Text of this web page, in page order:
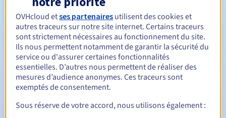
Durée de renouvellement Entre 1 et 10 ans
Période de rédemption
Notifications automatiques :
OVHcloud etses partenaires utilisent des cookies et
autres traceurs sur notre site internet. Certains traceurs
sont strictement nécessaires au fonctionnement du site.
Ils nous permettent notamment de garantir la sécurité du
service ou d'assurer certaines fonctionnalités
essentielles. D’autres nous permettent de réaliser des
mesures d’audience anonymes. Ces traceurs sont
exemptés de consentement.
Sous réserve de votre accord, nous utilisons également :